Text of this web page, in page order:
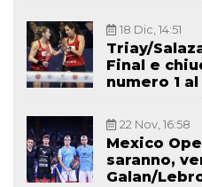
18 Dic, 14:51
Triay/
Final e
numero 1
22 Nov, 16:58
Mexico
saranno,
Galan/